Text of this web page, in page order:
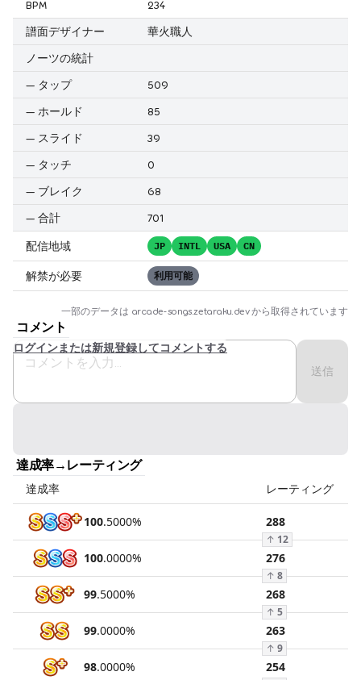
BPM
234
譜面デザイナー
華火職人
ノーツの統計
— タップ
509
— ホールド
85
— スライド
39
— タッチ
0
— ブレイク
68
— 合計 701
配信地域 JP INTL USA CN
解禁が必要 利用可能
一部のデータは arcade-songs.zetaraku.devから取得されています
コメント
送信
ログインまたは新規登録してコメントする
達成率→レーティング
達成率 レーティング
100.5000% 288
↑ 12
100.0000% 276
↑ 8
99.5000% 268
↑ 5
99.0000% 263
↑ 9
98.0000% 254